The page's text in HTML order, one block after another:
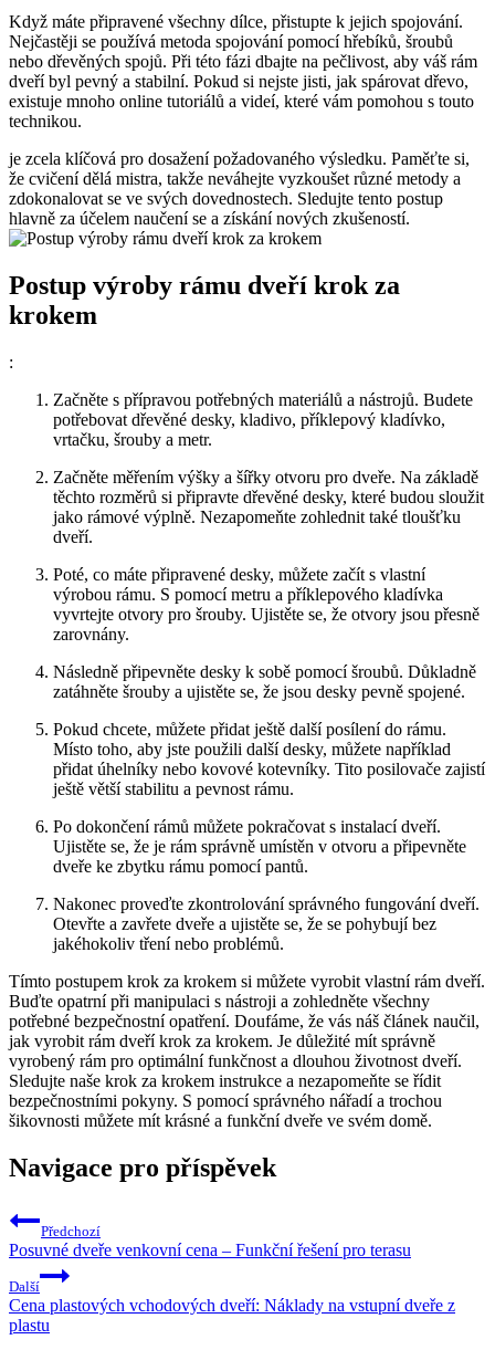
Když máte připravené všechny dílce, přistupte k jejich spojování.
Nejčastěji se používá metoda spojování pomocí hřebíků, šroubů
nebo dřevěných spojů. Při této fázi dbajte na pečlivost, aby váš rám
dveří byl pevný a stabilní. Pokud si nejste jisti, jak spárovat dřevo,
existuje mnoho online tutoriálů a videí, které vám pomohou s touto
technikou.
je zcela klíčová pro dosažení požadovaného výsledku. Paměťte si,
že cvičení dělá mistra, takže neváhejte vyzkoušet různé metody a
zdokonalovat se ve svých dovednostech. Sledujte tento postup
hlavně za účelem naučení se a získání nových zkušeností.
Postup výroby rámu dveří krok za
krokem
:
Začněte s přípravou potřebných materiálů a nástrojů. Budete
potřebovat dřevěné desky, kladivo, příklepový kladívko,
vrtačku, šrouby a metr.
Začněte měřením výšky a šířky otvoru pro dveře. Na základě
těchto rozměrů si připravte dřevěné desky, které budou sloužit
jako rámové výplně. Nezapomeňte zohlednit také tloušťku
dveří.
Poté, co máte připravené desky, můžete začít s vlastní
výrobou rámu. S pomocí metru a příklepového kladívka
vyvrtejte otvory pro šrouby. Ujistěte se, že otvory jsou přesně
zarovnány.
Následně připevněte desky k sobě pomocí šroubů. Důkladně
zatáhněte šrouby a ujistěte se, že jsou desky pevně spojené.
Pokud chcete, můžete přidat ještě další posílení do rámu.
Místo toho, aby jste použili další desky, můžete například
přidat úhelníky nebo kovové kotevníky. Tito posilovače zajistí
ještě větší stabilitu a pevnost rámu.
Po dokončení rámů můžete pokračovat s instalací dveří.
Ujistěte se, že je rám správně umístěn v otvoru a připevněte
dveře ke zbytku rámu pomocí pantů.
Nakonec proveďte zkontrolování správného fungování dveří.
Otevřte a zavřete dveře a ujistěte se, že se pohybují bez
jakéhokoliv tření nebo problémů.
Tímto postupem krok za krokem si můžete vyrobit vlastní rám dveří.
Buďte opatrní při manipulaci s nástroji a zohledněte všechny
potřebné bezpečnostní opatření. Doufáme, že vás náš článek naučil,
jak vyrobit rám dveří krok za krokem. Je důležité mít správně
vyrobený rám pro optimální funkčnost a dlouhou životnost dveří.
Sledujte naše krok za krokem instrukce a nezapomeňte se řídit
bezpečnostními pokyny. S pomocí správného nářadí a trochou
šikovnosti můžete mít krásné a funkční dveře ve svém domě.
Navigace pro příspěvek
Předchozí
Posuvné dveře venkovní cena – Funkční řešení pro terasu
Další
Cena plastových vchodových dveří: Náklady na vstupní dveře z
plastu